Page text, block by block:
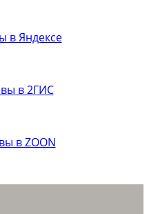
в Яндексе
в 2ГИС
в ZOON